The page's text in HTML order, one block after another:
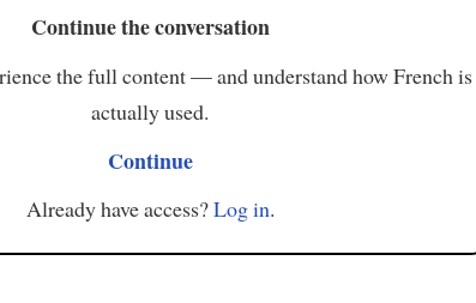
Continue the conversation
the full content — and understand how French is
actually used.
Continue
Already have access?Log in.